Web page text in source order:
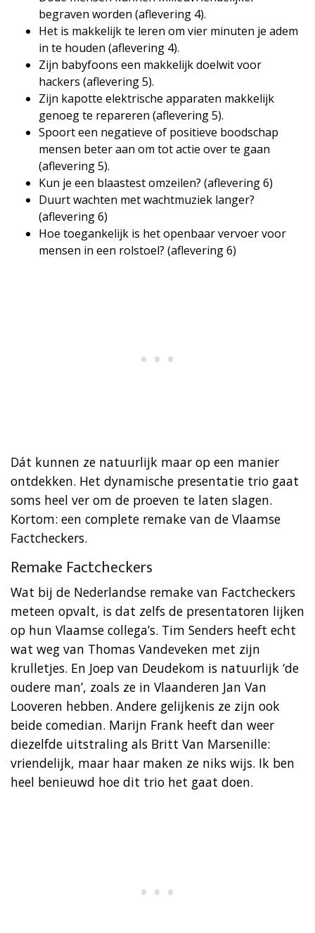
begraven worden (aflevering 4).
Het is makkelijk te leren om vier minuten je adem
in te houden (aflevering 4).
Zijn babyfoons een makkelijk doelwit voor
hackers (aflevering 5).
Zijn kapotte elektrische apparaten makkelijk
genoeg te repareren (aflevering 5).
Spoort een negatieve of positieve boodschap
mensen beter aan om tot actie over te gaan
(aflevering 5).
Kun je een blaastest omzeilen? (aflevering 6)
Duurt wachten met wachtmuziek langer?
(aflevering 6)
Hoe toegankelijk is het openbaar vervoer voor
mensen in een rolstoel? (aflevering 6)
Dát kunnen ze natuurlijk maar op een manier
ontdekken. Het dynamische presentatie trio gaat
soms heel ver om de proeven te laten slagen.
Kortom: een complete remake van de Vlaamse
Factcheckers.
Remake Factcheckers
Wat bij de Nederlandse remake van Factcheckers
meteen opvalt, is dat zelfs de presentatoren lijken
op hun Vlaamse collega’s. Tim Senders heeft echt
wat weg van Thomas Vandeveken met zijn
krulletjes. En Joep van Deudekom is natuurlijk ‘de
oudere man’, zoals ze in Vlaanderen Jan Van
Looveren hebben. Andere gelijkenis ze zijn ook
beide comedian. Marijn Frank heeft dan weer
diezelfde uitstraling als Britt Van Marsenille:
vriendelijk, maar haar maken ze niks wijs. Ik ben
heel benieuwd hoe dit trio het gaat doen.